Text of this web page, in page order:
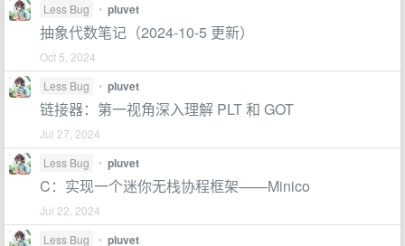
Less Bug
• pluvet
抽象代数笔记（2024-10-5 更新）
Oct 5, 2024
Less Bug
• pluvet
链接器：第一视角深入理解 PLT 和 GOT
Jul 27, 2024
Less Bug
• pluvet
C：实现一个迷你无栈协程框架——Minico
Jul 22, 2024
Less Bug
• pluvet